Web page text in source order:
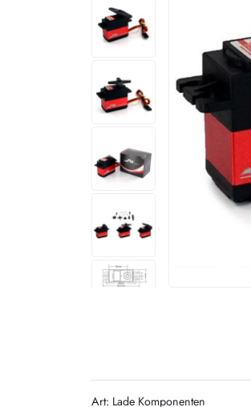
Art: Lade Komponenten